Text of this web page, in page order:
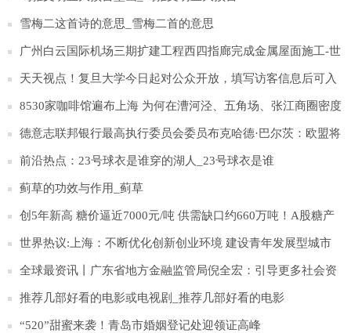
雪梅二这首诗的意思_雪梅二首的意思
广州白云国际机场三期扩建工程西四指廊完成金属屋面施工-世
界微头条
天天视点！复旦大学今日起对公众开放，填写访客信息后可入
校
8530家咖啡馆遍布上海 为何在漕河泾、五角场、张江商圈密度
高？ 全球报道
德意志联邦银行最高执行委员会委员布克哈德·巴尔茨：欧盟将
明确数字欧元是否可以获得法定货币地位|天天热门
前沿热点：23号球衣是谁穿的湖人_23号球衣是谁
蓟草的功效与作用_蓟草
创5年新高 糖价逼近7000元/吨 供需缺口约660万吨！A股糖产
业公司仅10家
世界热议:上海：不断优化创新创业环境 建设青年发展型城市
全球最资讯丨广东省地方金融监管局倪全宏：引导更多社会资
本投向科技自立自强等重点领域
推荐几部好看的电影或电视剧_推荐几部好看的电影
“520”甜蜜来袭！青岛市婚姻登记处迎领证高峰